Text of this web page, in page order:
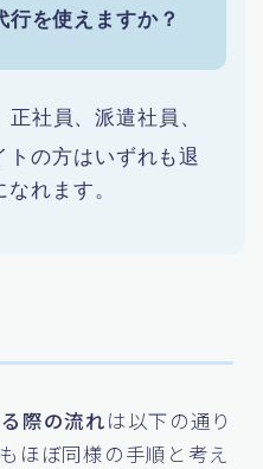
行を使えますか？
社員、派遣社員、
トの方はいずれも退
れます。
際の流れは以下の通り
ほぼ同様の手順と考え